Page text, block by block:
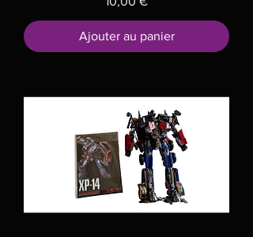
Ajouter au panier